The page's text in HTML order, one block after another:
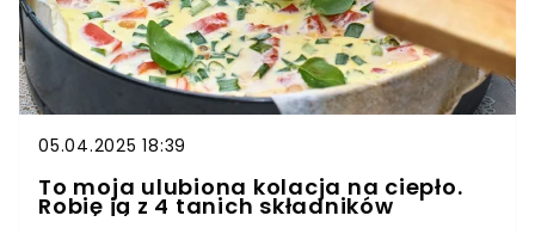
05.04.2025 18:39
To moja ulubiona kolacja na ciepło.
Robię ją z 4 tanich składników